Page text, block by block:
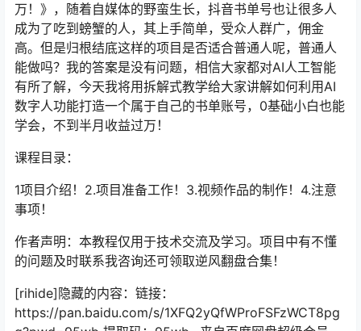
万！》，随着自媒体的野蛮生长，抖音书单号也让很多人
成为了吃到螃蟹的人，其上手简单，受众人群广，佣金
高。但是归根结底这样的项目是否适合普通人呢，普通人
能做吗？我的答案是没有问题，相信大家都对AI人工智能
有所了解，今天我将用拆解式教学给大家讲解如何利用AI
数字人功能打造一个属于自己的书单账号，0基础小白也能
学会，不到半月收益过万！
课程目录：
1项目介绍！2.项目准备工作！3.视频作品的制作！4.注意
事项！
作者声明：本教程仅用于技术交流及学习。项目中有不懂
的问题及时联系我咨询还可领取逆风翻盘合集！
[rihide]隐藏的内容：链接：
https://pan.baidu.com/s/1XFQ2yQfWProFSFzWCT8pg